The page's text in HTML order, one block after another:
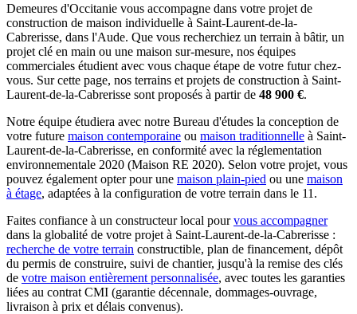
Demeures d'Occitanie vous accompagne dans votre projet de
construction de maison individuelle à Saint-Laurent-de-la-
Cabrerisse, dans l'Aude. Que vous recherchiez un terrain à bâtir, un
projet clé en main ou une maison sur-mesure, nos équipes
commerciales étudient avec vous chaque étape de votre futur chez-
vous. Sur cette page, nos terrains et projets de construction à Saint-
Laurent-de-la-Cabrerisse sont proposés à partir de 48 900 €.
Notre équipe étudiera avec notre Bureau d'études la conception de
votre future maison contemporaine ou maison traditionnelle à Saint-
Laurent-de-la-Cabrerisse, en conformité avec la réglementation
environnementale 2020 (Maison RE 2020). Selon votre projet, vous
pouvez également opter pour une maison plain-pied ou une maison
à étage, adaptées à la configuration de votre terrain dans le 11.
Faites confiance à un constructeur local pourvous accompagner
dans la globalité de votre projet à Saint-Laurent-de-la-Cabrerisse :
recherche de votre terrain constructible, plan de financement, dépôt
du permis de construire, suivi de chantier, jusqu'à la remise des clés
de votre maison entièrement personnalisée, avec toutes les garanties
liées au contrat CMI (garantie décennale, dommages-ouvrage,
livraison à prix et délais convenus).